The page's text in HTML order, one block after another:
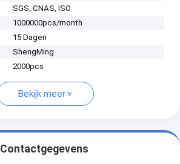
SGS, CNAS, ISO
1000000pcs/month
15 Dagen
ShengMing
2000pcs
Bekijk meer
Contactgegevens